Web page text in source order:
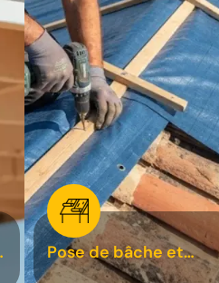
Pose de bâche et
bâchage de toiture 31